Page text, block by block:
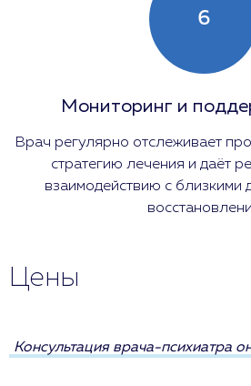
6
Мониторинг и
Врач регулярно отслеживает
стратегию лечения и даёт
взаимодействию с близкими
Цены
Консультация врача-психиатра